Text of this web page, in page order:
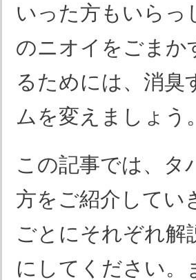
いった方もいらっ
のニオイをごまか
るためには、消臭
ムを変えましょう。
この記事では、タ
方をご紹介してい
ごとにそれぞれ解
にしてください。